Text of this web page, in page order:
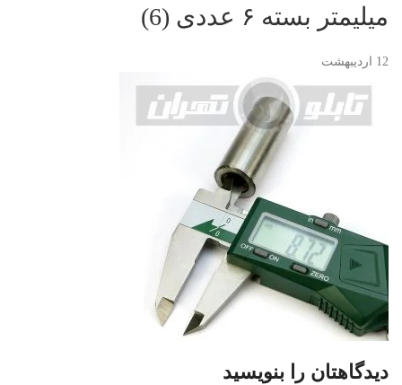
میلیمتر بسته ۶ عددی (6)
12 اردیبهشت
دیدگاهتان را بنویسید